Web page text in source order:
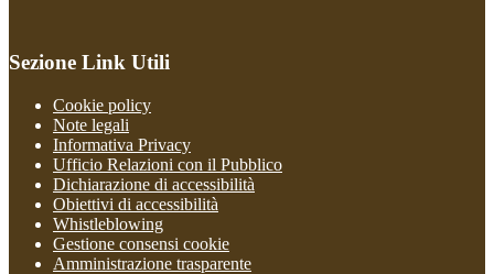
Sezione Link Utili
Cookie policy
Note legali
Informativa Privacy
Ufficio Relazioni con il Pubblico
Dichiarazione di accessibilità
Obiettivi di accessibilità
Whistleblowing
Gestione consensi cookie
Amministrazione trasparente